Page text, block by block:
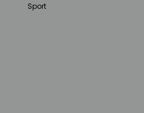
Sport